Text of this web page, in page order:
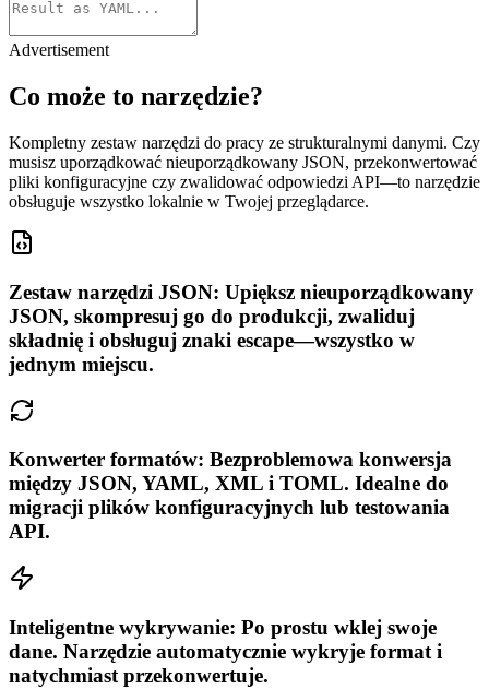
Advertisement
Co może to narzędzie?
Kompletny zestaw narzędzi do pracy ze strukturalnymi danymi. Czy
musisz uporządkować nieuporządkowany JSON, przekonwertować
pliki konfiguracyjne czy zwalidować odpowiedzi API—to narzędzie
obsługuje wszystko lokalnie w Twojej przeglądarce.
Zestaw narzędzi JSON: Upiększ nieuporządkowany
JSON, skompresuj go do produkcji, zwaliduj
składnię i obsługuj znaki escape—wszystko w
jednym miejscu.
Konwerter formatów: Bezproblemowa konwersja
między JSON, YAML, XML i TOML. Idealne do
migracji plików konfiguracyjnych lub testowania
API.
Inteligentne wykrywanie: Po prostu wklej swoje
dane. Narzędzie automatycznie wykryje format i
natychmiast przekonwertuje.